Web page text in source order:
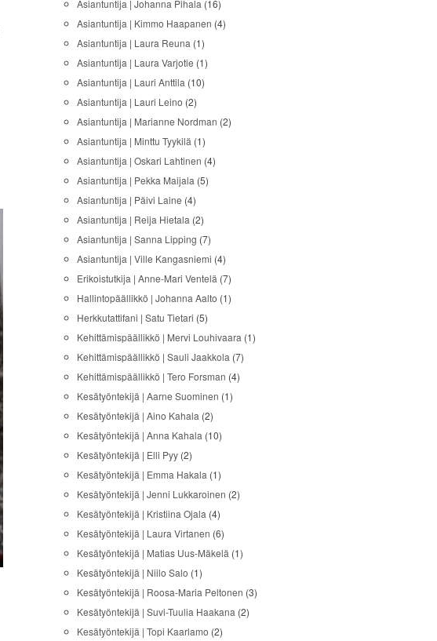
Asiantuntija | Johanna Pihala (16)
Asiantuntija | Kimmo Haapanen (4)
Asiantuntija | Laura Reuna (1)
Asiantuntija | Laura Varjotie (1)
Asiantuntija | Lauri Anttila (10)
Asiantuntija | Lauri Leino (2)
Asiantuntija | Marianne Nordman (2)
Asiantuntija | Minttu Tyykilä (1)
Asiantuntija | Oskari Lahtinen (4)
Asiantuntija | Pekka Maijala (5)
Asiantuntija | Päivi Laine (4)
Asiantuntija | Reija Hietala (2)
Asiantuntija | Sanna Lipping (7)
Asiantuntija | Ville Kangasniemi (4)
Erikoistutkija | Anne-Mari Ventelä (7)
Hallintopäällikkö | Johanna Aalto (1)
Herkkutattifani | Satu Tietari (5)
Kehittämispäällikkö | Mervi Louhivaara (1)
Kehittämispäällikkö | Sauli Jaakkola (7)
Kehittämispäällikkö | Tero Forsman (4)
Kesätyöntekijä | Aarne Suominen (1)
Kesätyöntekijä | Aino Kahala (2)
Kesätyöntekijä | Anna Kahala (10)
Kesätyöntekijä | Elli Pyy (2)
Kesätyöntekijä | Emma Hakala (1)
Kesätyöntekijä | Jenni Lukkaroinen (2)
Kesätyöntekijä | Kristiina Ojala (4)
Kesätyöntekijä | Laura Virtanen (6)
Kesätyöntekijä | Matias Uus-Mäkelä (1)
Kesätyöntekijä | Niilo Salo (1)
Kesätyöntekijä | Roosa-Maria Peltonen (3)
Kesätyöntekijä | Suvi-Tuulia Haakana (2)
Kesätyöntekijä | Topi Kaarlamo (2)